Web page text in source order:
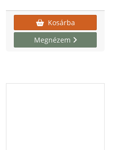
Kosárba
Megnézem